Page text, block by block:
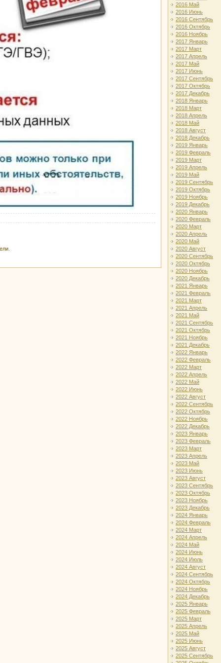
2016 Май
2016 Июнь
2016 Сентябрь
2016 Октябрь
2016 Ноябрь
2017 Январь
2017 Март
2017 Апрель
2017 Май
2017 Июнь
2017 Сентябрь
2017 Октябрь
2017 Декабрь
2018 Январь
2018 Март
2018 Апрель
2018 Май
2018 Август
2018 Декабрь
2019 Январь
2019 Февраль
2019 Март
2019 Апрель
2019 Май
2019 Сентябрь
2019 Октябрь
2019 Ноябрь
2019 Декабрь
2020 Январь
2020 Февраль
2020 Март
2020 Апрель
2020 Май
2020 Август
2020 Сентябрь
2020 Октябрь
2020 Ноябрь
2020 Декабрь
2021 Январь
2021 Февраль
2021 Март
2021 Апрель
2021 Май
2021 Сентябрь
2021 Октябрь
2021 Ноябрь
2021 Декабрь
2022 Январь
2022 Февраль
2022 Март
2022 Апрель
2022 Май
2022 Июнь
2022 Август
2022 Сентябрь
2022 Октябрь
2022 Ноябрь
2022 Декабрь
2023 Январь
2023 Февраль
2023 Март
2023 Апрель
2023 Май
2023 Июнь
2023 Август
2023 Сентябрь
2023 Октябрь
2023 Ноябрь
2023 Декабрь
2024 Январь
2024 Февраль
2024 Март
2024 Апрель
2024 Май
2024 Июнь
2024 Июль
2024 Август
2024 Сентябрь
2024 Октябрь
2024 Ноябрь
2024 Декабрь
2025 Январь
2025 Февраль
2025 Март
2025 Апрель
2025 Май
2025 Июнь
2025 Август
2025 Сентябрь